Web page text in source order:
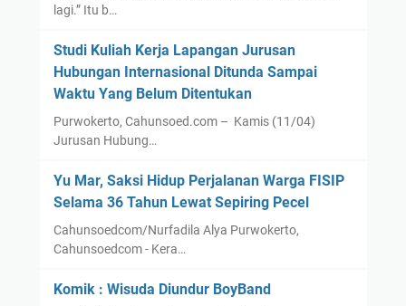
lagi.” Itu b…
Studi Kuliah Kerja Lapangan Jurusan
Hubungan Internasional Ditunda Sampai
Waktu Yang Belum Ditentukan
Purwokerto, Cahunsoed.com – Kamis (11/04)
Jurusan Hubung…
Yu Mar, Saksi Hidup Perjalanan Warga FISIP
Selama 36 Tahun Lewat Sepiring Pecel
Cahunsoedcom/Nurfadila Alya Purwokerto,
Cahunsoedcom - Kera…
Komik : Wisuda Diundur BoyBand